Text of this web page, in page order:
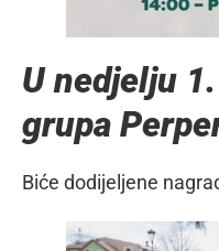
U nedjelju
grupa
Biće dodijeljene